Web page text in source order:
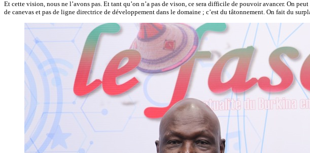
Et cette vision, nous ne l’avons pas. Et tant qu’on n’a pas de vison, ce sera difficile de pouvoir avancer. On
de canevas et pas de ligne directrice de développement dans le domaine ; c’est du tâtonnement. On fait du